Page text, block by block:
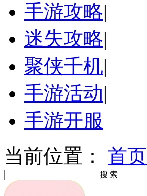
手游攻略|
迷失攻略|
聚侠千机|
手游活动|
手游开服
当前位置： 首页
搜 索